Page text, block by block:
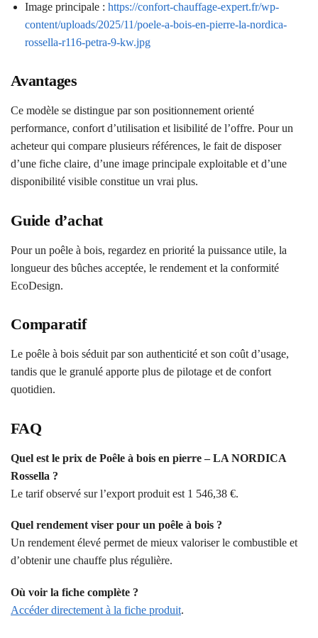
Image principale : https://confort-chauffage-expert.fr/wp-
content/uploads/2025/11/poele-a-bois-en-pierre-la-nordica-
rossella-r116-petra-9-kw.jpg
Avantages
Ce modèle se distingue par son positionnement orienté
performance, confort d’utilisation et lisibilité de l’offre. Pour un
acheteur qui compare plusieurs références, le fait de disposer
d’une fiche claire, d’une image principale exploitable et d’une
disponibilité visible constitue un vrai plus.
Guide d’achat
Pour un poêle à bois, regardez en priorité la puissance utile, la
longueur des bûches acceptée, le rendement et la conformité
EcoDesign.
Comparatif
Le poêle à bois séduit par son authenticité et son coût d’usage,
tandis que le granulé apporte plus de pilotage et de confort
quotidien.
FAQ
Quel est le prix de Poêle à bois en pierre – LA NORDICA
Rossella ?
Le tarif observé sur l’export produit est 1 546,38 €.
Quel rendement viser pour un poêle à bois ?
Un rendement élevé permet de mieux valoriser le combustible et
d’obtenir une chauffe plus régulière.
Où voir la fiche complète ?
Accéder directement à la fiche produit.